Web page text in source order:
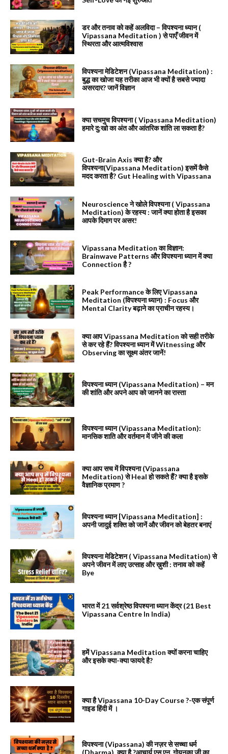
डर और तनाव को कहें अलविदा – विपश्यना ध्यान (
Vipassana Meditation ) से पाएँ जीवन में
स्थिरता और आत्मविश्वास
विपश्यना मेडिटेशन (Vipassana Meditation) :
बुद्ध का खोजा यह तरीका आज भी क्यों है सबसे ज्यादा
असरदार? जानें विज्ञान
क्या सचमुच विपश्यना ( Vipassana Meditation)
हमारे दु:खो का अंत और आंतरिक शांति ला सकता है?
Gut-Brain Axis क्या है? और
विपश्यना(Vipassana Meditation) इसमें कैसे
मदद करता है? Gut Healing with Vipassana
Neuroscience ने खोले विपश्यना ( Vipassana
Meditation) के रहस्य : जानें क्या होता है इसका
आपके दिमाग पर असर!
Vipassana Meditation का विज्ञान:
Brainwave Patterns और विपश्यना ध्यान में क्या
Connection है ?
Peak Performance के लिए Vipassana
Meditation (विपश्यना ध्यान) : Focus और
Mental Clarity बढ़ाने का प्राचीन रहस्य।
क्या आप Vipassana Meditation को सही तरीके
से कर रहे हैं? विपश्यना ध्यान में Witnessing और
Observing का सूक्ष्म अंतर जानें!
विपश्यना ध्यान (Vipassana Meditation) – मन
की शांति और अपने आप को जानने का रास्ता
विपश्यना ध्यान (Vipassana Meditation):
मानसिक शाति और वर्तमान में जीने की कला
क्या आप सच में विपश्यना (Vipassana
Meditation) से Heal हो सकते हैं? क्या है इसके
वैज्ञानिक प्रमाण ?
विपश्यना ध्यान [Vipassana Meditation] :
अपनी जादुई शक्ति को जानें और जीवन को बेहतर बनाएं
विपश्यना मेडिटेशन ( Vipassana Meditation) से
अपने जीवन में लाए उत्साह और ख़ुशी : तनाव को कहें
Bye
भारत में 21 सर्वश्रेष्ठ विपश्यना ध्यान केंद्र (21 Best
Vipassana Centre In India)
हमें Vipassana Meditation क्यों करना चाहिए
और इसके क्या-क्या फायदे है?
क्या है Vipassana 10-Day Course ?-एक संपूर्ण
गाइड हिंदी में ।
विपश्यना (Vipassana) की नज़र से सच्चा धर्म
(Dharma) क्या है ?आचार्य एस.एन. गोयनका जी का